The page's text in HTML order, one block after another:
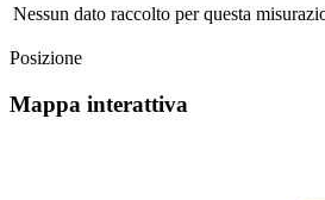
Nessun dato raccolto per questa
Posizione
Mappa interattiva